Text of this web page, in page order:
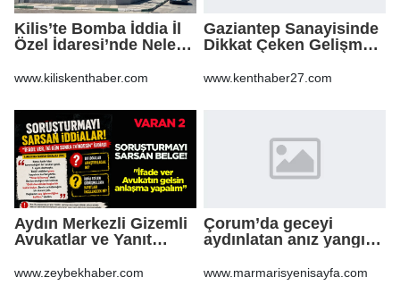
Kilis’te Bomba İddia İl
Özel İdaresi’nde Neler
www.kiliskenthaber.com
Gaziantep Sanayisinde
Dikkat Çeken Gelişme,
Yeniden Yapılandırma
www.kenthaber27.com
Aydın Merkezli Gizemli
Avukatlar ve Yanıt
www.zeybekhaber.com
Çorum’da geceyi
aydınlatan anız yangını
www.marmarisyenisayfa.com